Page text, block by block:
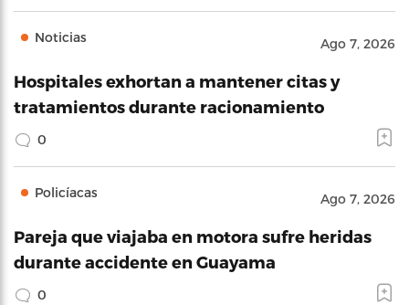
Noticias Ago 7, 2026
Hospitales exhortan a mantener citas y
tratamientos durante racionamiento
0
Policíacas Ago 7, 2026
Pareja que viajaba en motora sufre heridas
durante accidente en Guayama
0